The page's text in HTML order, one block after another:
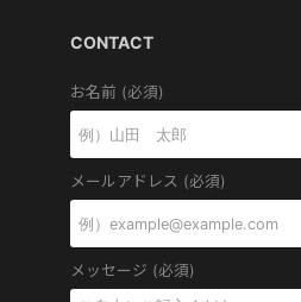
CONTACT
お名前 (必須)
メールアドレス (必須)
メッセージ (必須)